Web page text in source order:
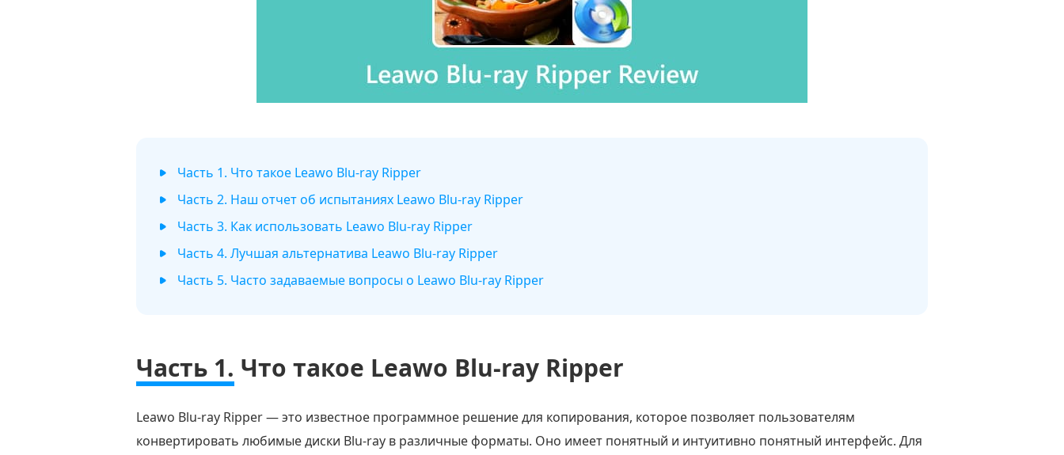
Часть 1. Что такое Leawo Blu-ray Ripper
Часть 2. Наш отчет об испытаниях Leawo Blu-ray Ripper
Часть 3. Как использовать Leawo Blu-ray Ripper
Часть 4. Лучшая альтернатива Leawo Blu-ray Ripper
Часть 5. Часто задаваемые вопросы о Leawo Blu-ray Ripper
Часть 1. Что такое Leawo Blu-ray Ripper
Leawo Blu-ray Ripper — это известное программное решение для копирования, которое позволяет пользователям
конвертировать любимые диски Blu-ray в различные форматы. Оно имеет понятный и интуитивно понятный интерфейс. Для